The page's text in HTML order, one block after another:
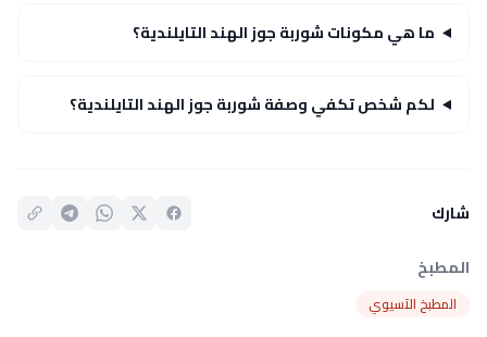
ما هي مكونات شوربة جوز الهند التايلندية؟
لكم شخص تكفي وصفة شوربة جوز الهند التايلندية؟
شارك
المطبخ
المطبخ الآسيوي